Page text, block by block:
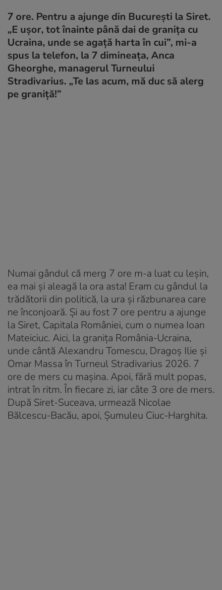
7 ore. Pentru a ajunge din București la Siret.
„E ușor, tot înainte până dai de granița cu
Ucraina, unde se agață harta în cui”, mi-a
spus la telefon, la 7 dimineața, Anca
Gheorghe, managerul Turneului
Stradivarius. „Te las acum, mă duc să alerg
pe graniță!”
Numai gândul că merg 7 ore m-a luat cu leșin,
ea mai și aleagă la ora asta! Eram cu gândul la
trădătorii din politică, la ura și răzbunarea care
ne înconjoară. Și au fost 7 ore pentru a ajunge
la Siret, Capitala României, cum o numea Ioan
Mateiciuc. Aici, la granița România-Ucraina,
unde cântă Alexandru Tomescu, Dragoș Ilie și
Omar Massa în Turneul Stradivarius 2026. 7
ore de mers cu mașina. Apoi, fără mult popas,
intrat în ritm. În fiecare zi, iar câte 3 ore de mers.
După Siret-Suceava, urmează Nicolae
Bălcescu-Bacău, apoi, Șumuleu Ciuc-Harghita.